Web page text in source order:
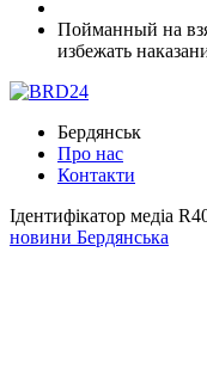
Пойманный на
избежать
Бердянськ
Про нас
Контакти
Ідентифікатор медіа
новини Бердянська